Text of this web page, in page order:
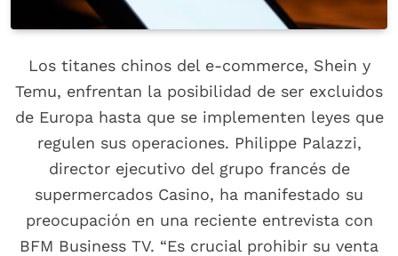
Los titanes chinos del e-commerce, Shein y
Temu, enfrentan la posibilidad de ser excluidos
de Europa hasta que se implementen leyes que
regulen sus operaciones. Philippe Palazzi,
director ejecutivo del grupo francés de
supermercados Casino, ha manifestado su
preocupación en una reciente entrevista con
BFM Business TV. “Es crucial prohibir su venta